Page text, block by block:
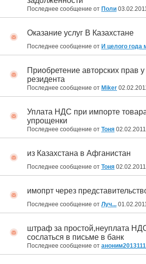
Последнее сообщение от Поли 03.02.2011
Оказание услуг В Казахстане
Последнее сообщение от И целого года
Приобретение авторских прав
резидента
Последнее сообщение от Miker
Уплата НДС при импорте
упрощенки
Последнее сообщение от Тоня 02.02.2011
из Казахстана в Афганистан
Последнее сообщение от Тоня 02.02.2011
имопрт через
Последнее сообщение от Луч...
штраф за простой,неуплата
сослаться в письме в банк
Последнее сообщение от